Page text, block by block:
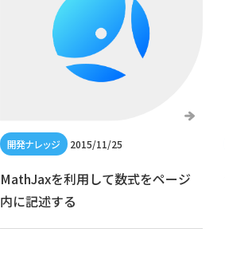
2015/11/25
MathJaxを利用して数式をページ
内に記述する